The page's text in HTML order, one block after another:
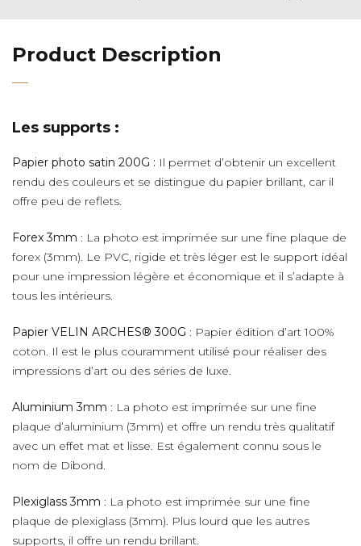
Product Description
Les supports :
Papier photo satin 200G : Il permet d’obtenir un excellent
rendu des couleurs et se distingue du papier brillant, car il
offre peu de reflets.
Forex 3mm : La photo est imprimée sur une fine plaque de
forex (3mm). Le PVC, rigide et très léger est le support idéal
pour une impression légère et économique et il s’adapte à
tous les intérieurs.
Papier VELIN ARCHES® 300G : Papier édition d’art 100%
coton. Il est le plus couramment utilisé pour réaliser des
impressions d’art ou des séries de luxe.
Aluminium 3mm : La photo est imprimée sur une fine
plaque d’aluminium (3mm) et offre un rendu très qualitatif
avec un effet mat et lisse. Est également connu sous le
nom de Dibond.
Plexiglass 3mm : La photo est imprimée sur une fine
plaque de plexiglass (3mm). Plus lourd que les autres
supports, il offre un rendu brillant.